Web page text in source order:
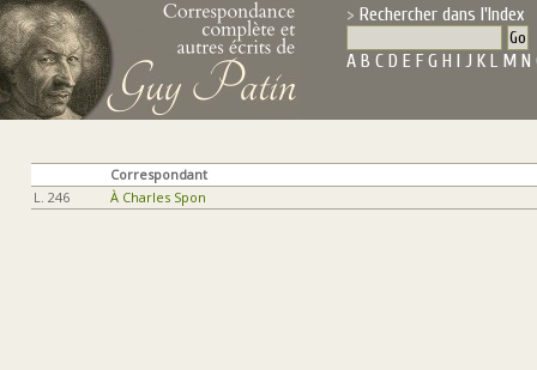
Rechercher dans l'Index
A B C D E F G H I J K L M N